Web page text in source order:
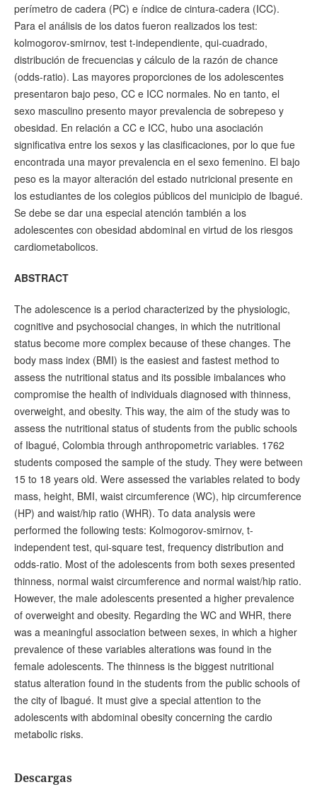
perímetro de cadera (PC) e índice de cintura-cadera (ICC).
Para el análisis de los datos fueron realizados los test:
kolmogorov-smirnov, test t-independiente, qui-cuadrado,
distribución de frecuencias y cálculo de la razón de chance
(odds-ratio). Las mayores proporciones de los adolescentes
presentaron bajo peso, CC e ICC normales. No en tanto, el
sexo masculino presento mayor prevalencia de sobrepeso y
obesidad. En relación a CC e ICC, hubo una asociación
significativa entre los sexos y las clasificaciones, por lo que fue
encontrada una mayor prevalencia en el sexo femenino. El bajo
peso es la mayor alteración del estado nutricional presente en
los estudiantes de los colegios públicos del municipio de Ibagué.
Se debe se dar una especial atención también a los
adolescentes con obesidad abdominal en virtud de los riesgos
cardiometabolicos.
ABSTRACT
The adolescence is a period characterized by the physiologic,
cognitive and psychosocial changes, in which the nutritional
status become more complex because of these changes. The
body mass index (BMI) is the easiest and fastest method to
assess the nutritional status and its possible imbalances who
compromise the health of individuals diagnosed with thinness,
overweight, and obesity. This way, the aim of the study was to
assess the nutritional status of students from the public schools
of Ibagué, Colombia through anthropometric variables. 1762
students composed the sample of the study. They were between
15 to 18 years old. Were assessed the variables related to body
mass, height, BMI, waist circumference (WC), hip circumference
(HP) and waist/hip ratio (WHR). To data analysis were
performed the following tests: Kolmogorov-smirnov, t-
independent test, qui-square test, frequency distribution and
odds-ratio. Most of the adolescents from both sexes presented
thinness, normal waist circumference and normal waist/hip ratio.
However, the male adolescents presented a higher prevalence
of overweight and obesity. Regarding the WC and WHR, there
was a meaningful association between sexes, in which a higher
prevalence of these variables alterations was found in the
female adolescents. The thinness is the biggest nutritional
status alteration found in the students from the public schools of
the city of Ibagué. It must give a special attention to the
adolescents with abdominal obesity concerning the cardio
metabolic risks.
Descargas